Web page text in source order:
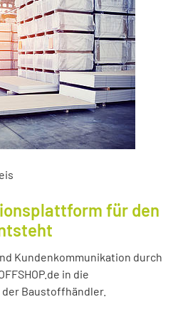
für den
Kundenkommunikation durch
in die
Baustoffhändler.